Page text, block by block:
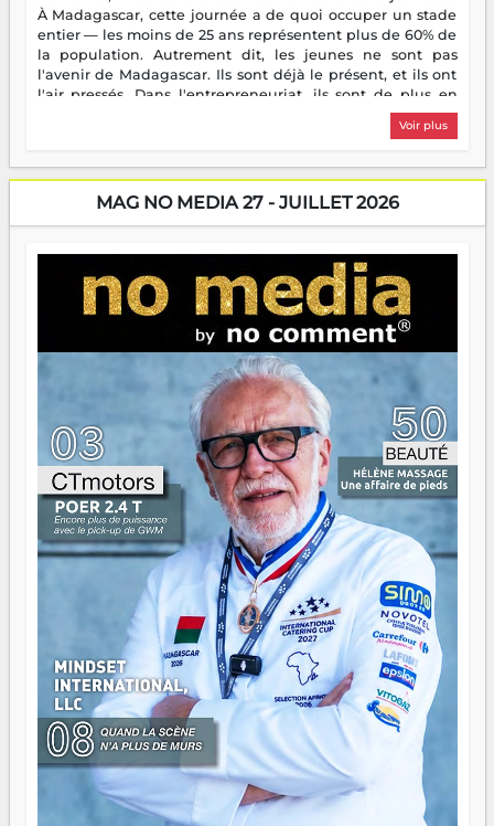
À Madagascar, cette journée a de quoi occuper un stade
entier — les moins de 25 ans représentent plus de 60% de
la population. Autrement dit, les jeunes ne sont pas
l'avenir de Madagascar. Ils sont déjà le présent, et ils ont
l'air pressés. Dans l'entrepreneuriat, ils sont de plus en
plus nombreux à se lancer, à créer, à risquer — souvent
sans filet, souvent sans aide, mais toujours avec cette
dorment vraiment la nuit. En culture, les nouvelles sont
encore meilleures. Aina Rasamoelina vient de décrocher le
Prix RFI Instrumental Afrique. Miangaly Elia rafle le Prix
jeunes qui tiennent la torche. Alors oui, on pourrait
s'arrêter là, applaudir et rentrer chez soi satisfait. Mais ce
serait passer à côté d'une chose essentielle. La fougue, ça
brûle fort — et parfois, ça brûle vite. Une flamme sans
direction peut éclairer autant qu'elle peut consumer. C'est
là que les aînés entrent en scène — pas pour reprendre le
gouvernail, mais pour montrer où sont les récifs. Les jeunes
ont la force, les vieux ont l'expérience, comme on dit. Ce
n'est pas un combat de générations — c'est une question
d'équipage. Partagez vos réussites, mais aussi vos échecs.
Surtout vos échecs, d'ailleurs — ils enseignent mieux que
n'importe quel manuel. À Madagascar, la barque avance.
Il faut juste s'assurer que tout le monde rame dans le
même sens.
Voir plus
MAG NO MEDIA 27 - JUILLET 2026